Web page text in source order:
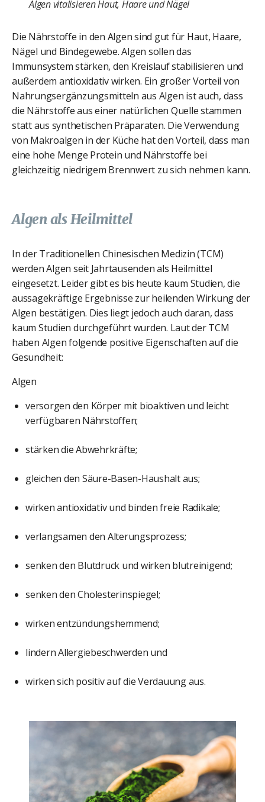
Algen vitalisieren Haut, Haare und Nägel
Die Nährstoffe in den Algen sind gut für Haut, Haare,
Nägel und Bindegewebe. Algen sollen das
Immunsystem stärken, den Kreislauf stabilisieren und
außerdem antioxidativ wirken. Ein großer Vorteil von
Nahrungsergänzungsmitteln aus Algen ist auch, dass
die Nährstoffe aus einer natürlichen Quelle stammen
statt aus synthetischen Präparaten. Die Verwendung
von Makroalgen in der Küche hat den Vorteil, dass man
eine hohe Menge Protein und Nährstoffe bei
gleichzeitig niedrigem Brennwert zu sich nehmen kann.
Algen als Heilmittel
In der Traditionellen Chinesischen Medizin (TCM)
werden Algen seit Jahrtausenden als Heilmittel
eingesetzt. Leider gibt es bis heute kaum Studien, die
aussagekräftige Ergebnisse zur heilenden Wirkung der
Algen bestätigen. Dies liegt jedoch auch daran, dass
kaum Studien durchgeführt wurden. Laut der TCM
haben Algen folgende positive Eigenschaften auf die
Gesundheit:
Algen
versorgen den Körper mit bioaktiven und leicht
verfügbaren Nährstoffen;
stärken die Abwehrkräfte;
gleichen den Säure-Basen-Haushalt aus;
wirken antioxidativ und binden freie Radikale;
verlangsamen den Alterungsprozess;
senken den Blutdruck und wirken blutreinigend;
senken den Cholesterinspiegel;
wirken entzündungshemmend;
lindern Allergiebeschwerden und
wirken sich positiv auf die Verdauung aus.